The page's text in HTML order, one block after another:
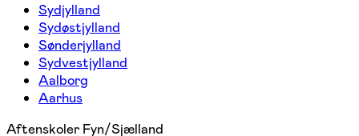
Sydjylland
Sydøstjylland
Sønderjylland
Sydvestjylland
Aalborg
Aarhus
Aftenskoler Fyn/Sjælland